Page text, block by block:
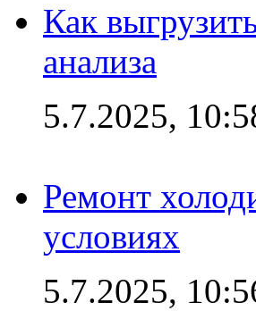
Как
анализа
5.7.2025,
Ремонт
условиях
5.7.2025,